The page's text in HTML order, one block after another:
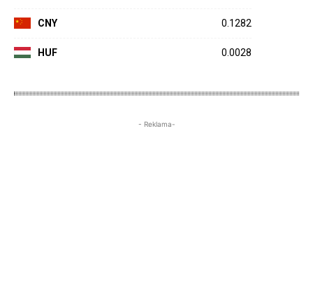
CNY 0.1282
HUF 0.0028
- Reklama-